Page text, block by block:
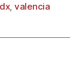
, valencia